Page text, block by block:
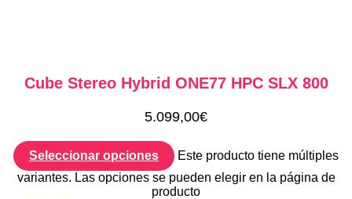
Cube Stereo Hybrid ONE77 HPC SLX 800
5.099,00€
Seleccionar opciones
Este producto tiene múltiples
variantes. Las opciones se pueden elegir en la página de
producto